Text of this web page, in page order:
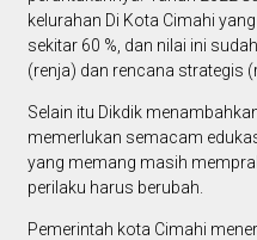
kelurahan Di Kota Cimahi
sekitar 60 %, dan nilai ini
(renja) dan rencana strategis
Selain itu Dikdik
memerlukan semacam
yang memang masih
perilaku harus berubah.
Pemerintah kota Cimahi